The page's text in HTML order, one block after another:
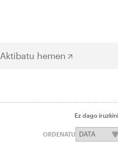
Aktibatu hemen
Ez dago
ORDENATU